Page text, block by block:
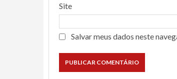
Site
Salvar meus dados neste